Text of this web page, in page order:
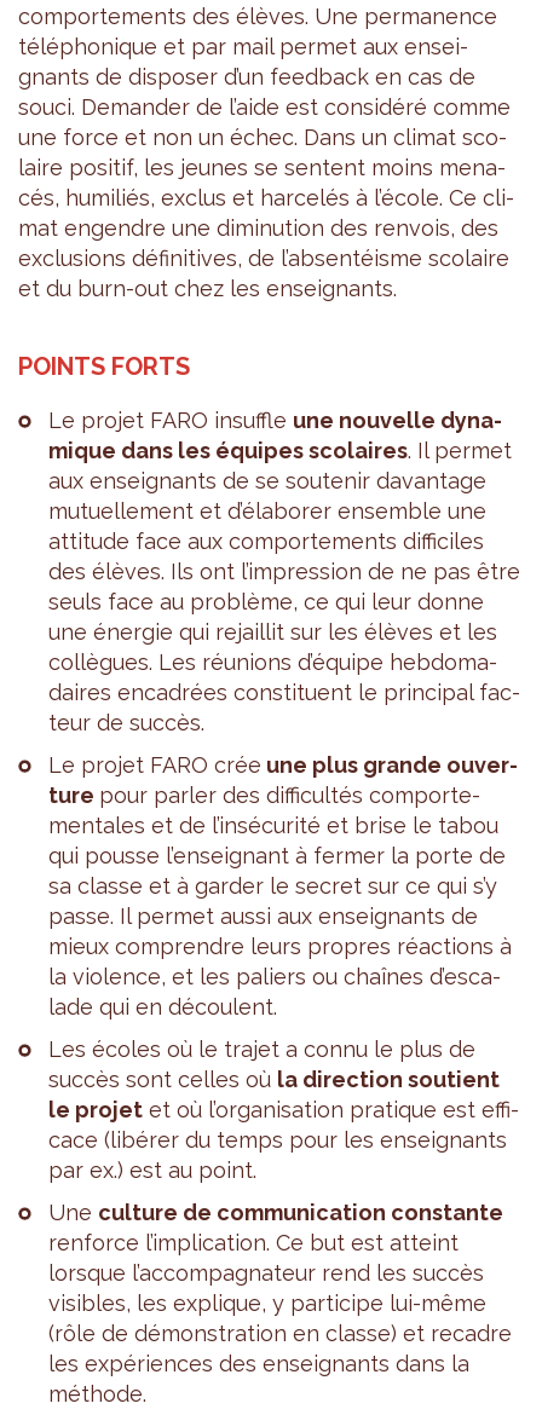
com­por­te­ments des élèves. Une per­ma­nence
télé­pho­nique et par mail per­met aux ensei­
gnants de dis­po­ser d’un feed­back en cas de
souci. Deman­der de l’aide est consi­déré comme
une force et non un échec. Dans un cli­mat sco­
laire posi­tif, les jeunes se sentent moins mena­
cés, humi­liés, exclus et har­ce­lés à l’école. Ce cli­
mat engendre une dimi­nu­tion des ren­vois, des
exclu­sions défi­ni­tives, de l’ab­sen­téisme sco­laire
et du burn-out chez les ensei­gnants.
POINTS FORTS
Le pro­jet FARO insuffle une nou­velle dyna­
mique dans les équipes sco­laires. Il per­met
aux ensei­gnants de se sou­te­nir davan­tage
mutuel­le­ment et d’éla­bo­rer ensemble une
atti­tude face aux com­por­te­ments dif­fi­ciles
des élèves. Ils ont l’im­pres­sion de ne pas être
seuls face au pro­blème, ce qui leur donne
une éner­gie qui rejaillit sur les élèves et les
col­lègues. Les réunions d’équipe heb­do­ma­
daires enca­drées consti­tuent le prin­ci­pal fac­
teur de suc­cès.
Le pro­jet FARO crée une plus grande ouver­
ture pour par­ler des dif­fi­cul­tés com­por­te­
men­tales et de l’in­sé­cu­rité et brise le tabou
qui pousse l’en­sei­gnant à fer­mer la porte de
sa classe et à gar­der le secret sur ce qui s’y
passe. Il per­met aussi aux ensei­gnants de
mieux com­prendre leurs propres réac­tions à
la vio­lence, et les paliers ou chaînes d’es­ca­
lade qui en découlent.
Les écoles où le tra­jet a connu le plus de
suc­cès sont celles où la direc­tion sou­tient
le pro­jet et où l’or­ga­ni­sa­tion pra­tique est effi­
cace (libé­rer du temps pour les ensei­gnants
par ex.) est au point.
Une culture de com­mu­ni­ca­tion constante
ren­force l’im­pli­ca­tion. Ce but est atteint
lorsque l’ac­com­pa­gna­teur rend les suc­cès
visibles, les explique, y par­ti­cipe lui-même
(rôle de démons­tra­tion en classe) et recadre
les expé­riences des ensei­gnants dans la
méthode.